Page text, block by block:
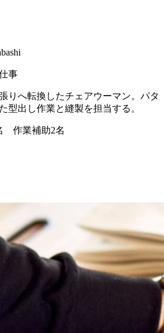
事
りへ転換したチェアウーマン。パタ
型出し作業と縫製を担当する。
作業補助2名